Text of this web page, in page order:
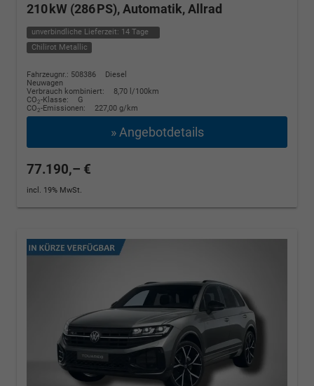
210 kW (286 PS), Automatik, Allrad
unverbindliche Lieferzeit: 14 Tage
Chilirot Metallic
Fahrzeugnr.: 508386
Diesel
Neuwagen
Verbrauch kombiniert:
8,70 l/100km
CO2-Klasse:
G
CO2-Emissionen: 227,00 g/km
» Angebotdetails
77.190,– €
incl. 19% MwSt.